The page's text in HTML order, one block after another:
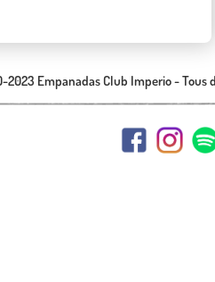
2023 Empanadas Club Imperio - Tous